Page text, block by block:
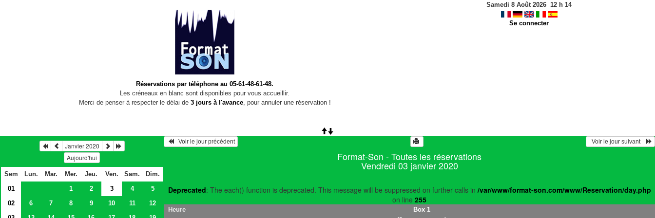
Réservations par téléphone au 05-61-48-61-48.
Les créneaux en blanc sont disponibles pour vous accueillir.
Merci de penser à respecter le délai de 3 jours à l'avance, pour annuler une réservation !
Samedi 8 Août 2026 12 h 14
Se connecter
Janvier 2020
Aujourd'hui
Sem Lun. Mar. Mer. Jeu. Ven. Sam.
Dim.
01
1 2 3 4
5
02
6 7 8 9 10 11
12
   Voir le jour précédent
  Voir le jour suivant
Format-Son - Toutes les réservations
Vendredi 03 janvier 2020
Deprecated: The each() function is deprecated. This message will be suppressed on further calls in /var/www/format-son.com/www/Reservation/day.php
on line 255
Heure Box 1